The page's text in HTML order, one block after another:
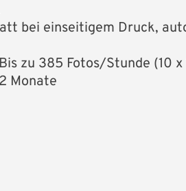
bei einseitigem Druck,
zu 385 Fotos/Stunde (10 x
Monate